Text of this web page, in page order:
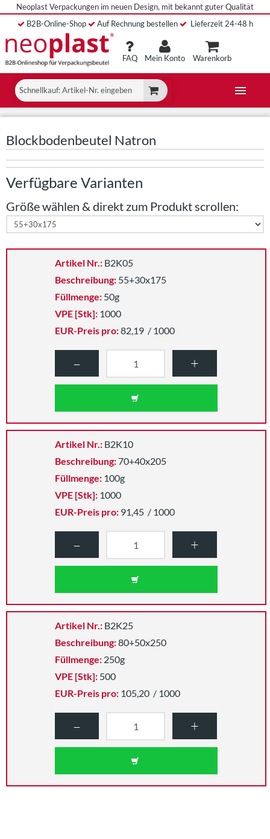
Neoplast Verpackungen im neuen Design, mit bekannt guter Qualität
B2B-Online-Shop Auf Rechnung bestellen Lieferzeit 24-48 h
FAQ Mein Konto Warenkorb
Blockbodenbeutel Natron
Verfügbare Varianten
Größe wählen & direkt zum Produkt scrollen:
Artikel Nr.: B2K05
Beschreibung: 55+30x175
Füllmenge: 50g
VPE [Stk]: 1000
EUR-Preis pro:82,19 / 1000
– +
Artikel Nr.: B2K10
Beschreibung:70+40x205
Füllmenge: 100g
VPE [Stk]: 1000
EUR-Preis pro: 91,45 / 1000
– +
Artikel Nr.: B2K25
Beschreibung:80+50x250
Füllmenge: 250g
VPE [Stk]: 500
EUR-Preis pro: 105,20 / 1000
– +